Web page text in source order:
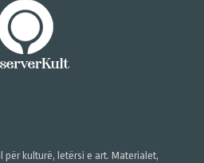
për kulturë, letërsi e art. Materialet,